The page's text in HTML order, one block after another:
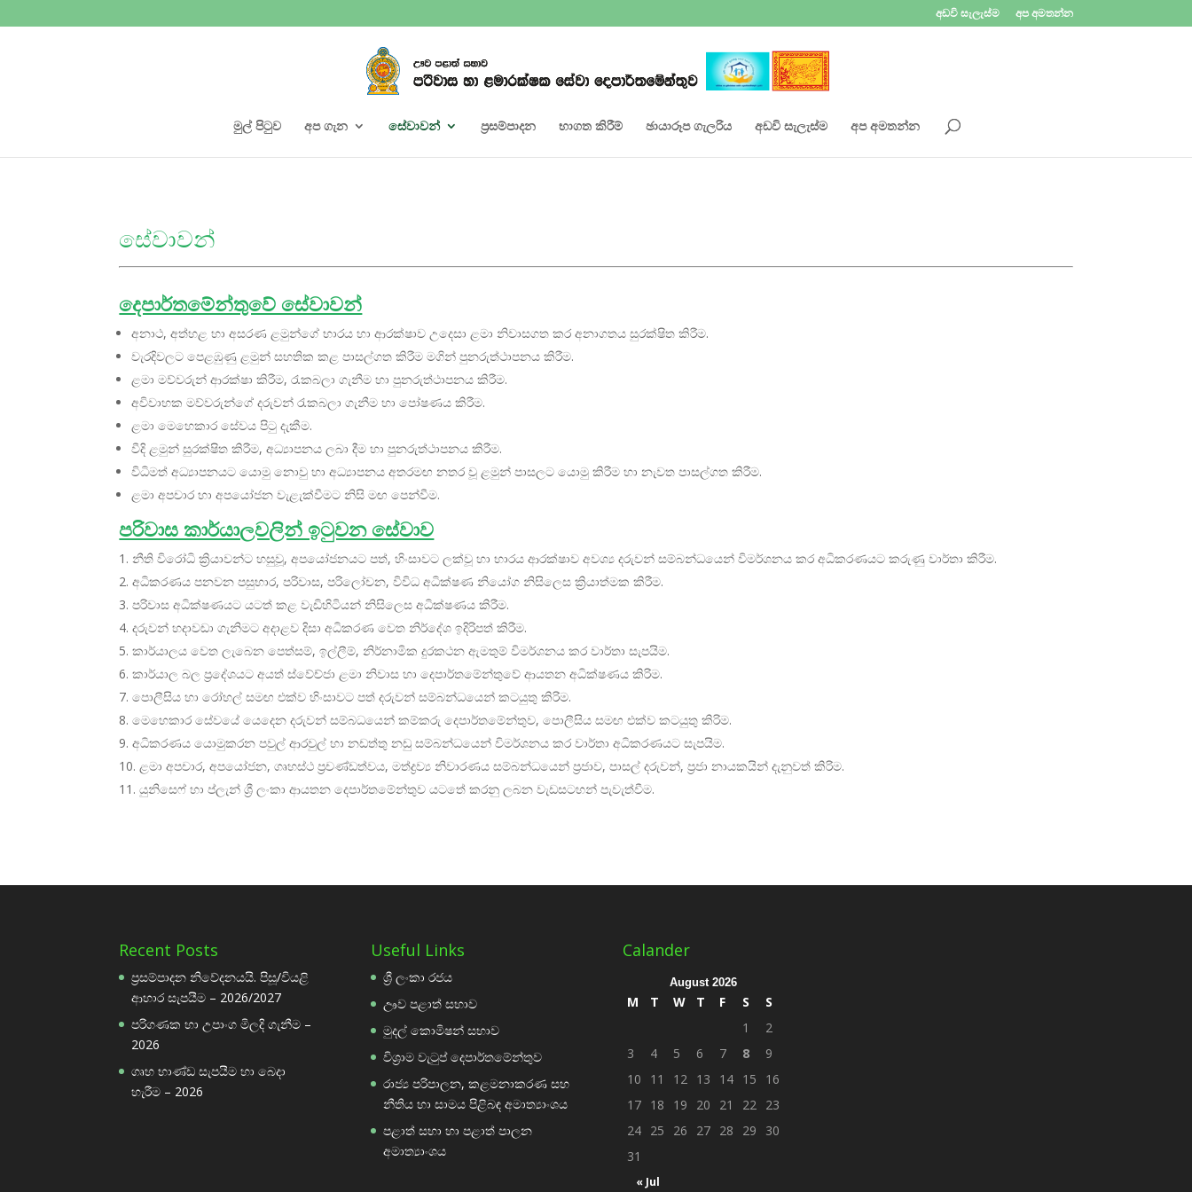
අඩවි සැලැස්ම අප අමතන්න
මුල් පිටුව අප ගැන සේවාවන් ප්‍රසම්පාදන භාගත කිරීම් ඡායාරූප ගැලරිය අඩවි සැලැස්ම අප අමතන්න
සේවාවන්
දෙපාර්තමේන්තුවේ සේවාවන්
අනාථ, අත්හළ හා අසරණ ළමුන්ගේ භාරය හා ආරක්ෂාව උදෙසා ළමා නිවාසගත කර අනාගතය සුරක්ෂිත කිරීම.
වැරදිවලට පෙළඹුණු ළමුන් සහතික කළ පාසල්ගත කිරීම මගින් පුනරුත්ථාපනය කිරීම.
ළමා මව්වරුන් ආරක්ෂා කිරීම, රැකබලා ගැනීම හා පුනරුත්ථාපනය කිරීම.
අවිවාහක මව්වරුන්ගේ දරුවන් රැකබලා ගැනීම හා පෝෂණය කිරීම.
ළමා මෙහෙකාර සේවය පිටු දැකීම.
වීදි ළමුන් සුරක්ෂිත කිරීම, අධ්‍යාපනය ලබා දීම හා පුනරුත්ථාපනය කිරීම.
විධිමත් අධ්‍යාපනයට යොමු නොවු හා අධ්‍යාපනය අතරමඟ නතර වූ ළමුන් පාසලට යොමු කිරීම හා නැවත පාසල්ගත කිරීම.
ළමා අපචාර හා අපයෝජන වැළැක්වීමට නිසි මඟ පෙන්වීම.
පරිවාස කාර්යාලවලින් ඉටුවන සේවාව
නීති විරෝධි ක්‍රියාවන්ට හසුවූ, අපයෝජනයට පත්, හිංසාවට ලක්වූ හා භාරය ආරක්ෂාව අවශ්‍ය දරුවන් සම්බන්ධයෙන් විමර්ශනය කර අධිකරණයට කරුණු වාර්තා කිරීම.
අධිකරණය පනවන පසුභාර, පරිවාස, පරිලෝචන, විවිධ අධික්ෂණ නියෝග නිසිලෙස ක්‍රියාත්මක කිරීම.
පරිවාස අධික්ෂණයට යටත් කළ වැඩිහිටියන් නිසිලෙස අධික්ෂණය කිරීම.
දරුවන් හදාවඩා ගැනිමට අදාළව දිසා අධිකරණ වෙත නිර්දේශ ඉදිරිපත් කිරීම.
කාර්යාලය වෙත ලැබෙන පෙත්සම්, ඉල්ලීම්, නිර්නාමික දුරකථන ඇමතුම් විමර්ශනය කර වාර්තා සැපයිම.
කාර්යාල බල ප්‍රදේශයට අයත් ස්වේච්ජා ළමා නිවාස හා දෙපාර්තමේන්තුවේ ආයතන අධික්ෂණය කිරිම.
පොලීසිය හා රෝහල් සමඟ එක්ව හිංසාවට පත් දරුවන් සම්බන්ධයෙන් කටයුතු කිරිම.
මෙහෙකාර සේවයේ යෙදෙන දරුවන් සම්බධයෙන් කම්කරු දෙපාර්තමේන්තුව, පොලීසිය සමඟ එක්ව කටයුතු කිරිම.
අධිකරණය යොමුකරන පවුල් ආරවුල් හා නඩත්තු නඩු සම්බන්ධයෙන් විමර්ශනය කර වාර්තා අධිකරණයට සැපයිම.
ළමා අපචාර, අපයෝජන, ගෘහස්ථ ප්‍රචණ්ඩත්වය, මත්ද්‍රව්‍ය නිවාරණය සම්බන්ධයෙන් ප්‍රජාව, පාසල් දරුවන්, ප්‍රජා නායකයින් දැනුවත් කිරිම.
යුනිසෙෆ් හා ප්ලැන් ශ්‍රී ලංකා ආයතන දෙපාර්තමේන්තුව යටතේ කරනු ලබන වැඩසටහන් පැවැත්වීම.
Recent Posts
ප්‍රසම්පාදන නිවේදනයයි. පිසූ/වියළි
ආහාර සැපයීම – 2026/2027
පරිගණක හා උපාංග මිලදි ගැනීම –
2026
ගෘහ භාණ්ඩ සැපයීම හා බෙදා
හැරීම – 2026
Useful Links
ශ්‍රී ලංකා රජය
ඌව පළාත් සභාව
මුදල් කොමිෂන් සභාව
විශ්‍රාම වැටුප් දෙපාර්තමේන්තුව
රාජ්‍ය පරිපාලන, කළමනාකරණ සහ
නීතිය හා සාමය පිළිබඳ අමාත්‍යාංශය
පළාත් සභා හා පළාත් පාලන
අමාත්‍යාංශය
Calander
August 2026
M T W T F S S
« Jul
1
2
3
4 5 6 7 8
9
10
11 12 13 14 15
16
17
18 19 20 21 22
23
24
25 26 27 28 29
30
31